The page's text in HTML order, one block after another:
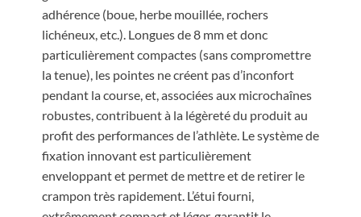
adhérence (boue, herbe mouillée, rochers
lichéneux, etc.). Longues de 8 mm et donc
particulièrement compactes (sans compromettre
la tenue), les pointes ne créent pas d’inconfort
pendant la course, et, associées aux microchaînes
robustes, contribuent à la légèreté du produit au
profit des performances de l’athlète. Le système de
fixation innovant est particulièrement
enveloppant et permet de mettre et de retirer le
crampon très rapidement. L’étui fourni,